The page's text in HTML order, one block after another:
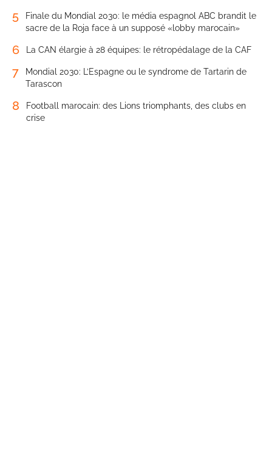
5
Finale du Mondial 2030: le média espagnol ABC brandit le
sacre de la Roja face à un supposé «lobby marocain»
6 La CAN élargie à 28 équipes: le rétropédalage de la CAF
7
Mondial 2030: L’Espagne ou le syndrome de Tartarin de
Tarascon
8
Football marocain: des Lions triomphants, des clubs en
crise